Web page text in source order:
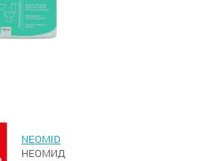
NEOMID
НЕОМИД